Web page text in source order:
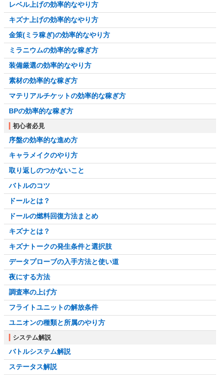
レベル上げの効率的なやり方
キズナ上げの効率的なやり方
金策(ミラ稼ぎ)の効率的なやり方
ミラニウムの効率的な稼ぎ方
装備厳選の効率的なやり方
素材の効率的な稼ぎ方
マテリアルチケットの効率的な稼ぎ方
BPの効率的な稼ぎ方
初心者必見
序盤の効率的な進め方
キャラメイクのやり方
取り返しのつかないこと
バトルのコツ
ドールとは？
ドールの燃料回復方法まとめ
キズナとは？
キズナトークの発生条件と選択肢
データプローブの入手方法と使い道
夜にする方法
調査率の上げ方
フライトユニットの解放条件
ユニオンの種類と所属のやり方
システム解説
バトルシステム解説
ステータス解説